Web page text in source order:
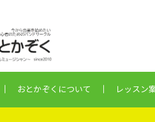
おとかぞくについて レッスン